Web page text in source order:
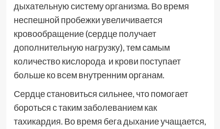
дыхательную систему организма. Во время
неспешной пробежки увеличивается
кровообращение (сердце получает
дополнительную нагрузку), тем самым
количество кислорода и крови поступает
больше ко всем внутренним органам.
Сердце становиться сильнее, что помогает
бороться с таким заболеванием как
тахикардия. Во время бега дыхание учащается,